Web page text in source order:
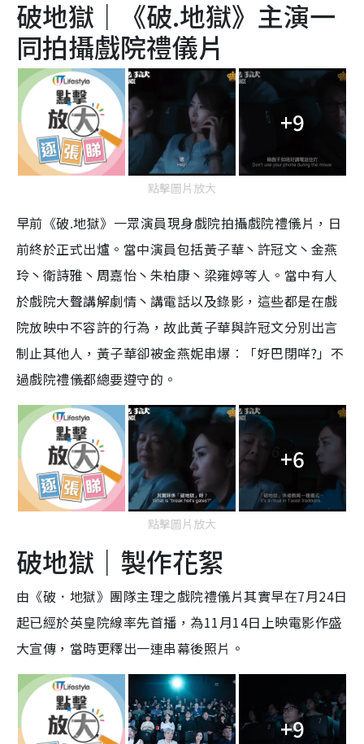
破地獄｜《破.地獄》主演一
同拍攝戲院禮儀片
+9
點擊圖片放大
早前《破.地獄》一眾演員現身戲院拍攝戲院禮儀片，日
前終於正式出爐。當中演員包括黃子華丶許冠文丶金燕
玲丶衛詩雅丶周嘉怡丶朱柏康丶梁雍婷等人。當中有人
於戲院大聲講解劇情丶講電話以及錄影，這些都是在戲
院放映中不容許的行為，故此黃子華與許冠文分別出言
制止其他人，黃子華卻被金燕妮串爆︰「好巴閉咩?」不
過戲院禮儀都總要遵守的。
+6
點擊圖片放大
破地獄｜製作花絮
由《破．地獄》團隊主理之戲院禮儀片其實早在7月24日
起已經於英皇院線率先首播，為11月14日上映電影作盛
大宣傳，當時更釋出一連串幕後照片。
+9